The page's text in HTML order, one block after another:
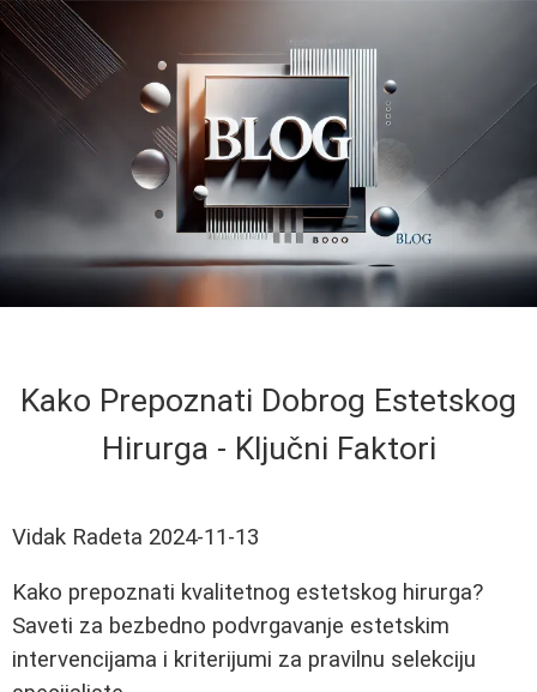
Kako Prepoznati Dobrog Estetskog
Hirurga - Ključni Faktori
Vidak Radeta 2024-11-13
Kako prepoznati kvalitetnog estetskog hirurga?
Saveti za bezbedno podvrgavanje estetskim
intervencijama i kriterijumi za pravilnu selekciju